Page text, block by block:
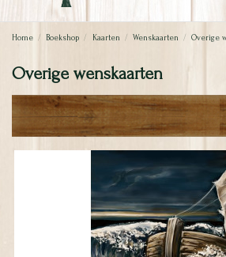
Home Boekshop Kaarten Wenskaarten Overige
Overige wenskaarten